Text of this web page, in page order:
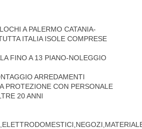
A PALERMO CATANIA-
ITALIA ISOLE COMPRESE
FINO A 13 PIANO-NOLEGGIO
ARREDAMENTI
PROTEZIONE CON PERSONALE
20 ANNI